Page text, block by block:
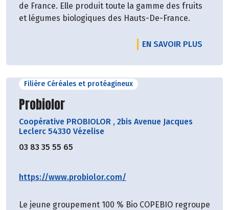
de France. Elle produit toute la gamme des fruits
et légumes biologiques des Hauts-De-France.
EN SAVOIR PLUS
Filière Céréales et protéagineux
Découvrir le producteur
Probiolor
Coopérative PROBIOLOR , 2bis Avenue Jacques
Leclerc 54330 Vézelise
03 83 35 55 65
https://www.probiolor.com/
Le jeune groupement 100 % Bio COPEBIO regroupe